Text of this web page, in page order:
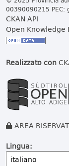
00390090215 PEC:
CKAN API
Open Knowledge
Realizzato con
AREA
Lingua